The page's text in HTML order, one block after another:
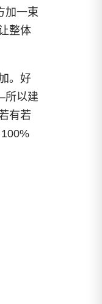
加一束
整体
。好
所以建
有若